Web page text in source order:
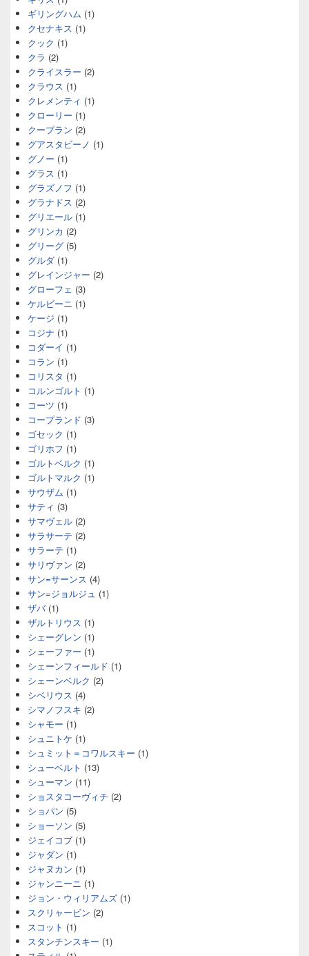
ギリングハム (1)
クセナキス (1)
クック (1)
クラ (2)
クライスラー (2)
クラウス (1)
クレメンティ (1)
クローリー (1)
クープラン (2)
グアスタビーノ (1)
グノー (1)
グラス (1)
グラズノフ (1)
グラナドス (2)
グリエール (1)
グリンカ (2)
グリーグ (5)
グルダ (1)
グレインジャー (2)
グローフェ (3)
ケルビーニ (1)
ケージ (1)
コジナ (1)
コダーイ (1)
コラン (1)
コリスタ (1)
コルンゴルト (1)
コーツ (1)
コープランド (3)
ゴセック (1)
ゴリホフ (1)
ゴルトベルク (1)
ゴルトマルク (1)
サウザム (1)
サティ (3)
サマヴェル (2)
サラサーテ (2)
サラーテ (1)
サリヴァン (2)
サン=サーンス (4)
サン=ジョルジュ (1)
ザバ(1)
ザルトリウス (1)
シェーグレン (1)
シェーファー (1)
シェーンフィールド (1)
シェーンベルク (2)
シベリウス (4)
シマノフスキ (2)
シャモー (1)
シュニトケ (1)
シュミット＝コワルスキー (1)
シューベルト (13)
シューマン (11)
ショスタコーヴィチ (2)
ショパン (5)
ショーソン (5)
ジェイコブ (1)
ジャダン (1)
ジャヌカン (1)
ジャンニーニ (1)
ジョン・ウィリアムズ (1)
スクリャービン (2)
スコット (1)
スタンチンスキー (1)